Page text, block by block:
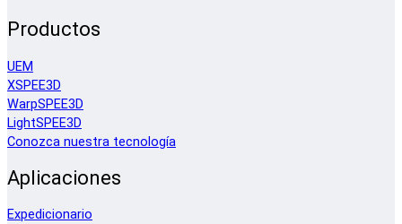
Productos
UEM
XSPEE3D
WarpSPEE3D
LightSPEE3D
Conozca nuestra tecnología
Aplicaciones
Expedicionario